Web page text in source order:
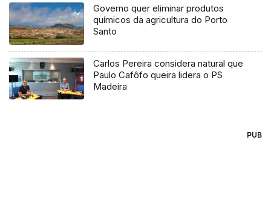
Governo quer eliminar produtos
químicos da agricultura do Porto
Santo
Carlos Pereira considera natural que
Paulo Cafôfo queira lidera o PS
Madeira
PUB